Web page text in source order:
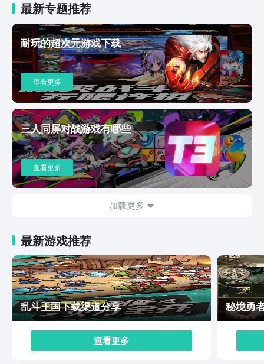
的去打败对手，赢得对局的胜利。虽然之前的宝可梦动漫
大多都是2D形式的，但是为了让小伙伴们游戏的操作更
加的流畅，画面效果更好，游戏将他们都制作成了3D的
视觉效果，让小伙伴们可以全方位的去观察宝可梦。此外
由于这个游戏可以进行联机，所以小伙伴们也可以叫上自
己的好朋友一起，游戏在社交互动这一方面也是非常完善
的，有不少的互动方式提供，让小伙伴们可以更加生动，
更加有趣的展现自己的个性状态以及情绪。以上就是有关
宝可梦大集结内测下载的全部内容，喜欢的小伙伴可以先
点上面的链接预约这个游戏，目前已经有不少的官方宣传
图和视频流出，大家不妨关注预约一下，后期有相关的内
测信息以及其他的游戏信息都会及时提醒。
最新专题推荐
耐玩的超次元游戏下载
查看更多
三人同屏对战游戏有哪些
查看更多
加载更多
最新游戏推荐
乱斗王国下载渠道分享
查看更多
秘境勇